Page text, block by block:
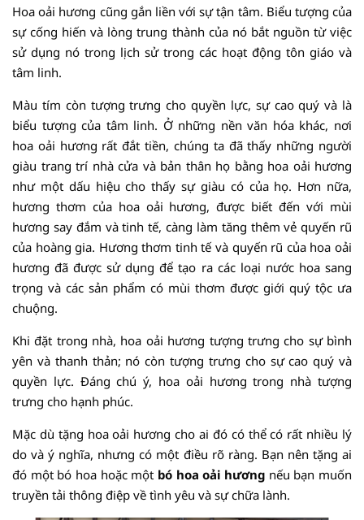
Hoa oải hương cũng gắn liền với sự tận tâm. Biểu tượng của
sự cống hiến và lòng trung thành của nó bắt nguồn từ việc
sử dụng nó trong lịch sử trong các hoạt động tôn giáo và
tâm linh.
Màu tím còn tượng trưng cho quyền lực, sự cao quý và là
biểu tượng của tâm linh. Ở những nền văn hóa khác, nơi
hoa oải hương rất đắt tiền, chúng ta đã thấy những người
giàu trang trí nhà cửa và bản thân họ bằng hoa oải hương
như một dấu hiệu cho thấy sự giàu có của họ. Hơn nữa,
hương thơm của hoa oải hương, được biết đến với mùi
hương say đắm và tinh tế, càng làm tăng thêm vẻ quyến rũ
của hoàng gia. Hương thơm tinh tế và quyến rũ của hoa oải
hương đã được sử dụng để tạo ra các loại nước hoa sang
trọng và các sản phẩm có mùi thơm được giới quý tộc ưa
chuộng.
Khi đặt trong nhà, hoa oải hương tượng trưng cho sự bình
yên và thanh thản; nó còn tượng trưng cho sự cao quý và
quyền lực. Đáng chú ý, hoa oải hương trong nhà tượng
trưng cho hạnh phúc.
Mặc dù tặng hoa oải hương cho ai đó có thể có rất nhiều lý
do và ý nghĩa, nhưng có một điều rõ ràng. Bạn nên tặng ai
đó một bó hoa hoặc một bó hoa oải hương nếu bạn muốn
truyền tải thông điệp về tình yêu và sự chữa lành.